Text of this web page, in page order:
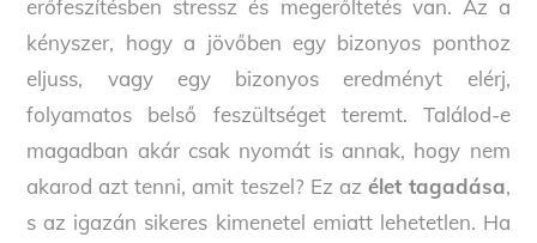
erőfeszítésben stressz és megerőltetés van. Az a
kényszer, hogy a jövőben egy bizonyos ponthoz
eljuss, vagy egy bizonyos eredményt elérj,
folyamatos belső feszültséget teremt. Találod-e
magadban akár csak nyomát is annak, hogy nem
akarod azt tenni, amit teszel? Ez az élet tagadása,
s az igazán sikeres kimenetel emiatt lehetetlen. Ha